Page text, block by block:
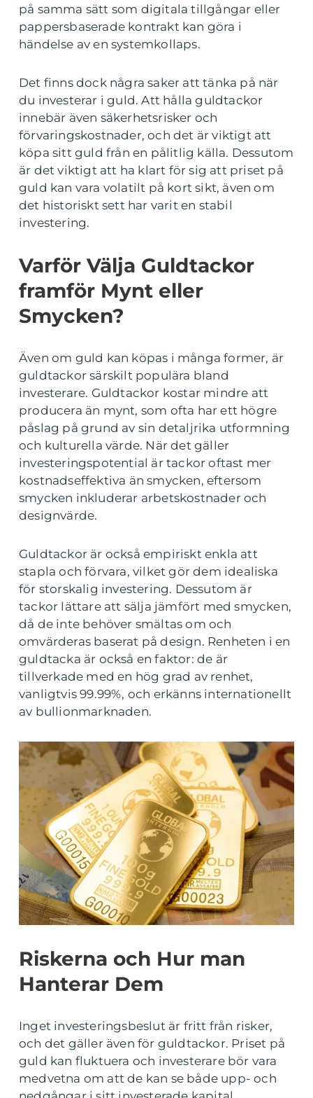
på samma sätt som digitala tillgångar eller
pappersbaserade kontrakt kan göra i
händelse av en systemkollaps.
Det finns dock några saker att tänka på när
du investerar i guld. Att hålla guldtackor
innebär även säkerhetsrisker och
förvaringskostnader, och det är viktigt att
köpa sitt guld från en pålitlig källa. Dessutom
är det viktigt att ha klart för sig att priset på
guld kan vara volatilt på kort sikt, även om
det historiskt sett har varit en stabil
investering.
Varför Välja Guldtackor
framför Mynt eller
Smycken?
Även om guld kan köpas i många former, är
guldtackor särskilt populära bland
investerare. Guldtackor kostar mindre att
producera än mynt, som ofta har ett högre
påslag på grund av sin detaljrika utformning
och kulturella värde. När det gäller
investeringspotential är tackor oftast mer
kostnadseffektiva än smycken, eftersom
smycken inkluderar arbetskostnader och
designvärde.
Guldtackor är också empiriskt enkla att
stapla och förvara, vilket gör dem idealiska
för storskalig investering. Dessutom är
tackor lättare att sälja jämfört med smycken,
då de inte behöver smältas om och
omvärderas baserat på design. Renheten i en
guldtacka är också en faktor: de är
tillverkade med en hög grad av renhet,
vanligtvis 99.99%, och erkänns internationellt
av bullionmarknaden.
Riskerna och Hur man
Hanterar Dem
Inget investeringsbeslut är fritt från risker,
och det gäller även för guldtackor. Priset på
guld kan fluktuera och investerare bör vara
medvetna om att de kan se både upp- och